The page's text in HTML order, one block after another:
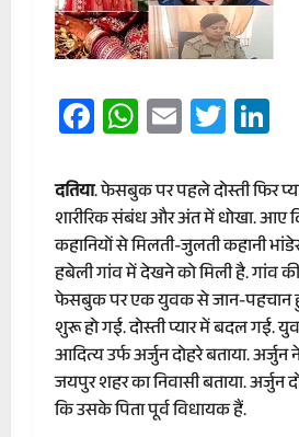
Facebook
WhatsApp
Email
दतिया. फेसबुक पर पहले दोस्ती फिर
शारीरिक संबंध और अंत में धोखा. आए
कहानियों से मिलती-जुलती कहानी
हबेली गांव में देखने को मिली है. गांव
फेसबुक पर एक युवक से जान-पहचान
शुरू हो गई. दोस्ती प्यार में बदल गई.
आदित्य उर्फ अर्जुन दोहरे बताया.
जयपुर शहर का निवासी बताया. अर्जुन
कि उसके पिता पूर्व विधायक हैं.